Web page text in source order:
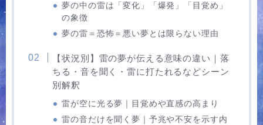
夢の中の雷は「変化」「爆発」「目覚め」
の象徴
夢の雷＝恐怖＝悪い夢とは限らない理由
【状況別】雷の夢が伝える意味の違い｜落
ちる・音を聞く・雷に打たれるなどシーン
別解釈
雷が空に光る夢｜目覚めや直感の高まり
雷の音だけを聞く夢｜予兆や不安を示す内